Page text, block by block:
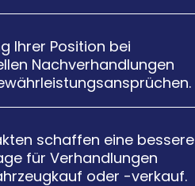
Ihrer Position bei
Nachverhandlungen
schaffen eine bessere
für Verhandlungen
oder -verkauf.